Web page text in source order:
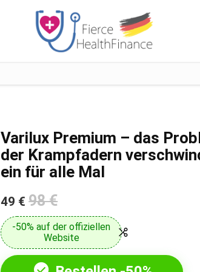
Varilux Premium – das
der Krampfadern
ein für alle Mal
49 €98 €
-50% auf der offiziellen
Website